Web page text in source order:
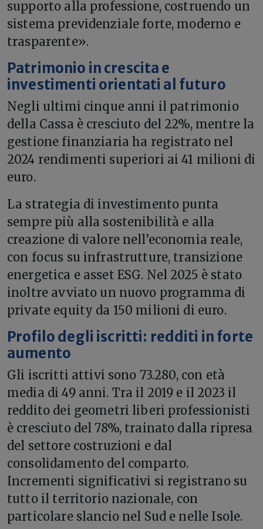
supporto alla professione, costruendo un
sistema previdenziale forte, moderno e
trasparente».
Patrimonio in crescita e
investimenti orientati al futuro
Negli ultimi cinque anni il patrimonio
della Cassa è cresciuto del 22%, mentre la
gestione finanziaria ha registrato nel
2024 rendimenti superiori ai 41 milioni di
euro.
La strategia di investimento punta
sempre più alla sostenibilità e alla
creazione di valore nell’economia reale,
con focus su infrastrutture, transizione
energetica e asset ESG. Nel 2025 è stato
inoltre avviato un nuovo programma di
private equity da 150 milioni di euro.
Profilo degli iscritti: redditi in forte
aumento
Gli iscritti attivi sono 73.280, con età
media di 49 anni. Tra il 2019 e il 2023 il
reddito dei geometri liberi professionisti
è cresciuto del 78%, trainato dalla ripresa
del settore costruzioni e dal
consolidamento del comparto.
Incrementi significativi si registrano su
tutto il territorio nazionale, con
particolare slancio nel Sud e nelle Isole.